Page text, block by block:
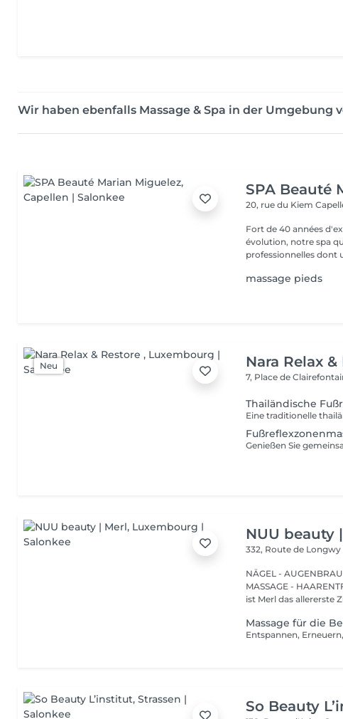
Wir haben ebenfalls Massage & Spa in der Umgebung
SPA Beauté
20, rue du Kiem
Fort de 40 années
évolution, notre spa
professionnelles dont
massage pieds
Neu Nara Relax &
7, Place de
Thailändische
NUU beauty
332, Route de Longwy
NÄGEL -
MASSAGE - HAARENTFERNUNG Hier hat
ist Merl das allererste
Massage für die
So Beauty